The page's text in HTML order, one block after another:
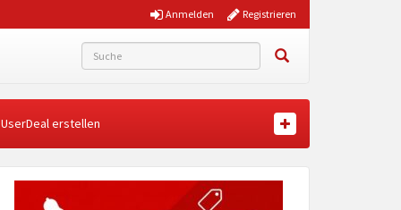
Registrieren
Anmelden
UserDeal erstellen